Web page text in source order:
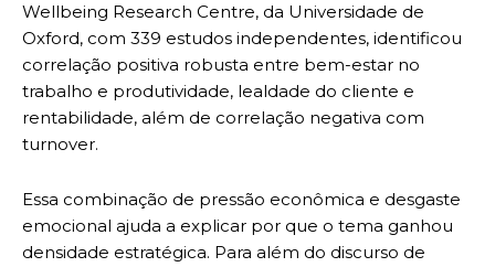
Wellbeing Research Centre, da Universidade de
Oxford, com 339 estudos independentes, identificou
correlação positiva robusta entre bem-estar no
trabalho e produtividade, lealdade do cliente e
rentabilidade, além de correlação negativa com
turnover.
Essa combinação de pressão econômica e desgaste
emocional ajuda a explicar por que o tema ganhou
densidade estratégica. Para além do discurso de